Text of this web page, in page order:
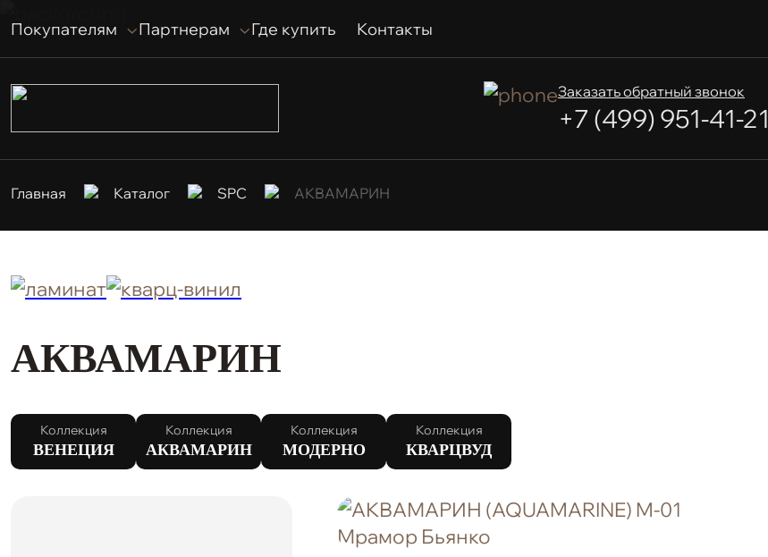
Покупателям Партнерам Где купить Контакты
Заказать обратный звонок
+7 (499) 951-41-21
Главная Каталог SPC АКВАМАРИН
АКВАМАРИН
Коллекция
ВЕНЕЦИЯ
Коллекция
АКВАМАРИН
Коллекция
МОДЕРНО
Коллекция
КВАРЦВУД